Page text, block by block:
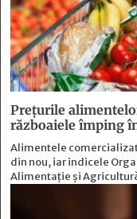
Prețurile
războaiele împing
Alimentele
din nou, iar indicele
Alimentație și